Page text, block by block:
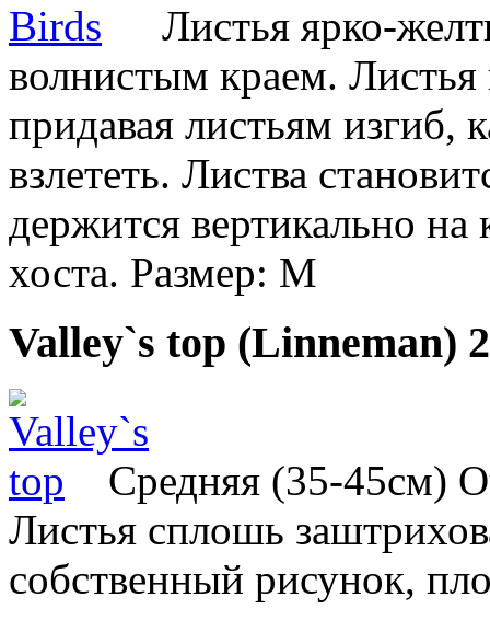
Листья ярко-
волнистым краем.
придавая листьям изгиб,
взлететь. Листва
держится вертикально
хоста. Размер: M
Valley`s top (Linneman)
Средняя (35-45см)
Листья сплошь
собственный рисунок,